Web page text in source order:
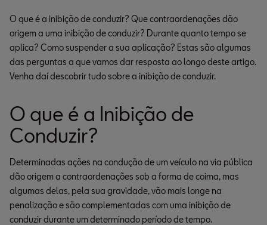
O que é a inibição de conduzir? Que contraordenações dão
origem a uma inibição de conduzir? Durante quanto tempo se
aplica? Como suspender a sua aplicação? Estas são algumas
das perguntas a que vamos dar resposta ao longo deste artigo.
Venha daí descobrir tudo sobre a inibição de conduzir.
O que é a Inibição de
Conduzir?
Determinadas ações na condução de um veículo na via pública
dão origem a contraordenações sob a forma de coima, mas
algumas delas, pela sua gravidade, vão mais longe na
penalização e são complementadas com uma inibição de
conduzir durante um determinado período de tempo.